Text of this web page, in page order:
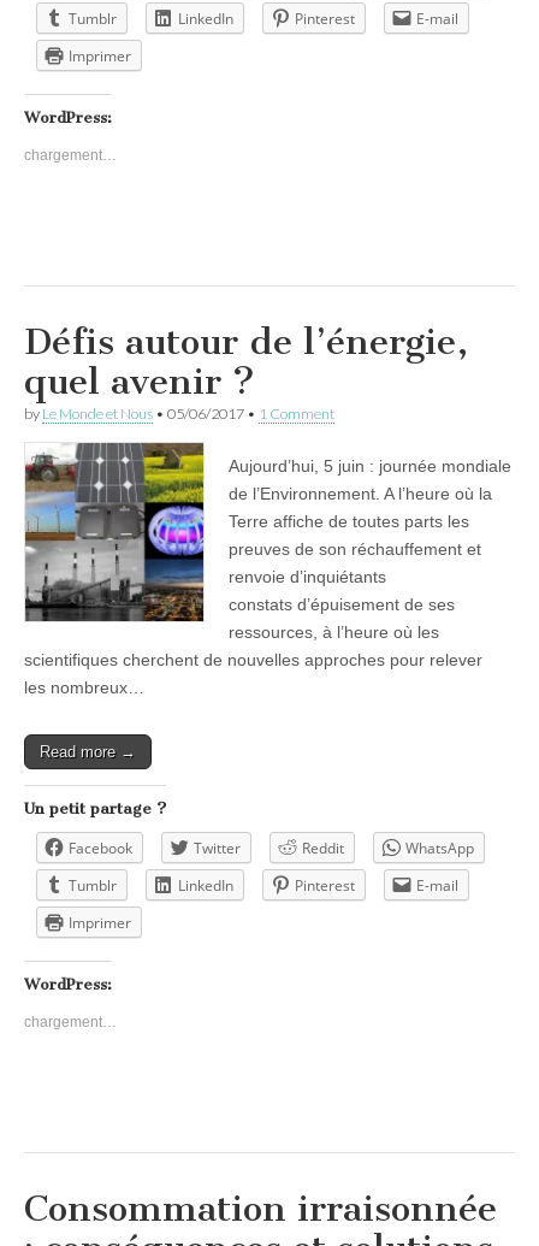
Tumblr
LinkedIn Pinterest
E-mail
Imprimer
WordPress:
chargement…
Défis autour de l’énergie,
quel avenir ?
by Le Monde et Nous • 05/06/2017 • 1 Comment
Aujourd’hui, 5 juin : journée mondiale
de l’Environnement. A l’heure où la
Terre affiche de toutes parts les
preuves de son réchauffement et
renvoie d’inquiétants
constats d’épuisement de ses
ressources, à l’heure où les
scientifiques cherchent de nouvelles approches pour relever
les nombreux…
Read more →
Un petit partage ?
Facebook Twitter Reddit
WhatsApp
Tumblr
LinkedIn Pinterest
E-mail
Imprimer
WordPress:
chargement…
Consommation irraisonnée